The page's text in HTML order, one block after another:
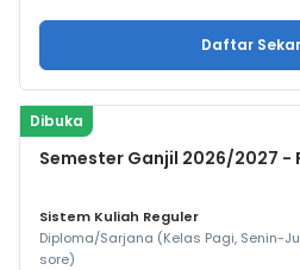
Daftar
Dibuka
Semester Ganjil 2026/2027 -
Sistem Kuliah Reguler
Diploma/Sarjana (Kelas Pagi, Senin-
sore)